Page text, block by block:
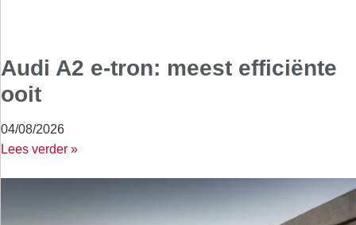
Audi A2 e-tron: meest efficiënte
ooit
04/08/2026
Lees verder »